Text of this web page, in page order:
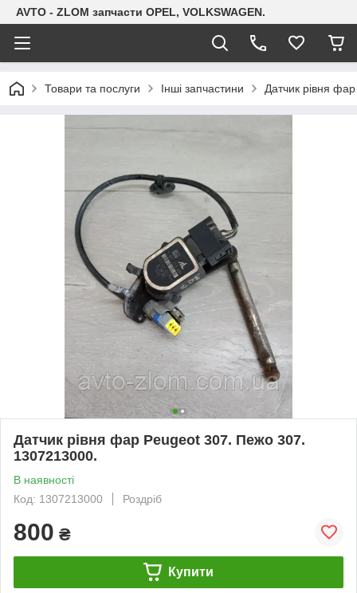
AVTO - ZLOM запчасти OPEL, VOLKSWAGEN.
Товари та послуги Інші запчастини Датчик рівня
Датчик рівня фар Peugeot 307. Пежо 307.
1307213000.
В наявності
Код: 1307213000
Роздріб
800 ₴
Купити